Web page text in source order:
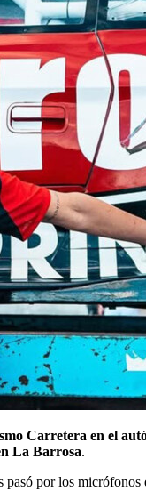
Carretera en el
La Barrosa.
pasó por los micrófonos